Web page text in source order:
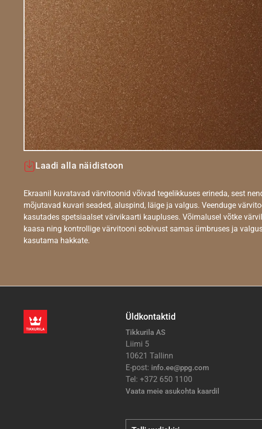
Laadi alla näidistoon
Ekraanil kuvatavad värvitoonid võivad tegelikkuses erineda, sest
mõjutavad kuvari seaded, aluspind, läige ja valgus. Veenduge
kasutades spetsiaalset värvikaarti kaupluses. Võimalusel võtke
kaasa ning kontrollige värvitooni sobivust samas ümbruses ja
kasutama hakkate.
Üldkontaktid
Tikkurila AS
Liimi 5
10621 Tallinn
E-post: info.ee@ppg.com
Tel: +372 650 1100
Vaata meie asukohta kaardil